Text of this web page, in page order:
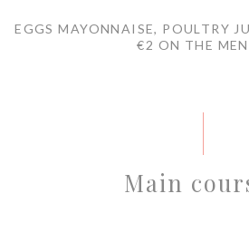
EGGS MAYONNAISE, POULTRY
€2 ON THE
Main